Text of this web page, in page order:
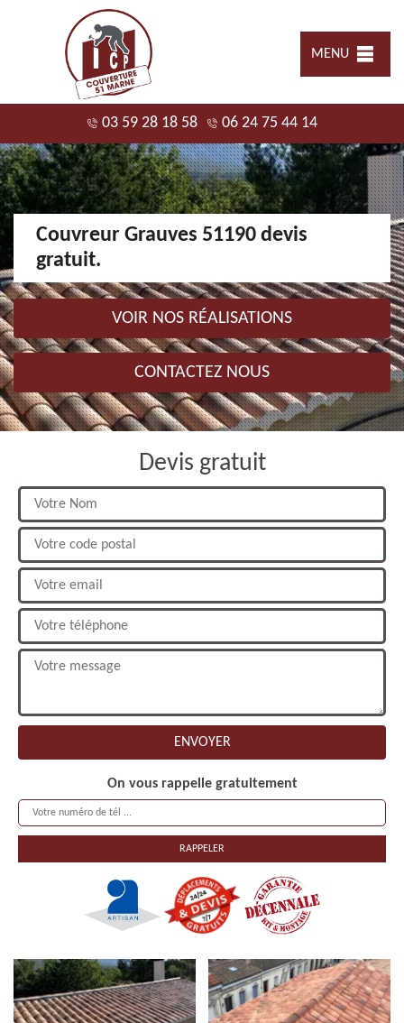
MENU
03 59 28 18 58 06 24 75 44 14
Couvreur Grauves 51190 devis
gratuit.
VOIR NOS RÉALISATIONS
CONTACTEZ NOUS
Devis gratuit
On vous rappelle gratuitement